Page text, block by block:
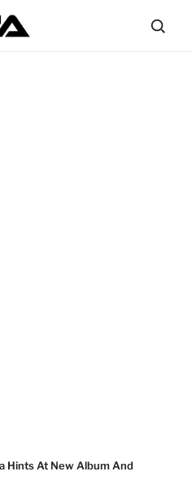
Hints At New Album And